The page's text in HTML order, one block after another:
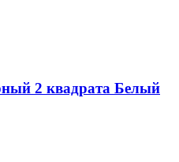
2 квадрата Белый